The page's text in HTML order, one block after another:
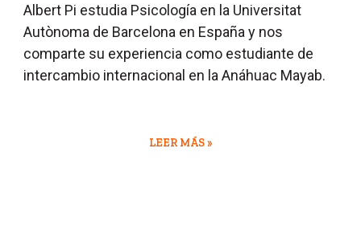
Albert Pi estudia Psicología en la Universitat
Autònoma de Barcelona en España y nos
comparte su experiencia como estudiante de
intercambio internacional en la Anáhuac Mayab.
LEER MÁS »